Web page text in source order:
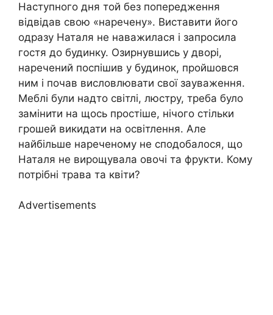
Наступного дня той без попередження
відвідав свою «наречену». Виставити його
одразу Наталя не наважилася і запросила
гостя до будинку. Озирнувшись у дворі,
наречений поспішив у будинок, пройшовся
ним і почав висловлювати свої зауваження.
Меблі були надто світлі, люстру, треба було
замінити на щось простіше, нічого стільки
грошей викидати на освітлення. Але
найбільше нареченому не сподобалося, що
Наталя не вирощувала овочі та фрукти. Кому
потрібні трава та квіти?
Advertisements